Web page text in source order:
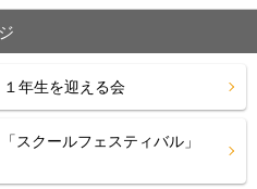
年生を迎える会
クールフェスティバル」